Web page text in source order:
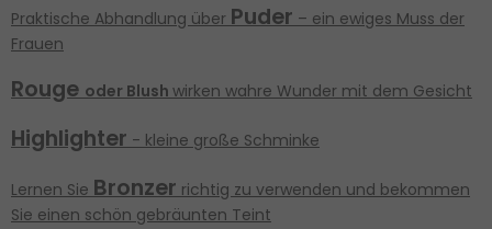
Praktische Abhandlung über Puder – ein ewiges Muss der
Frauen
Rouge oder Blush wirken wahre Wunder mit dem Gesicht
Highlighter - kleine große Schminke
Lernen Sie Bronzer richtig zu verwenden und bekommen
Sie einen schön gebräunten Teint